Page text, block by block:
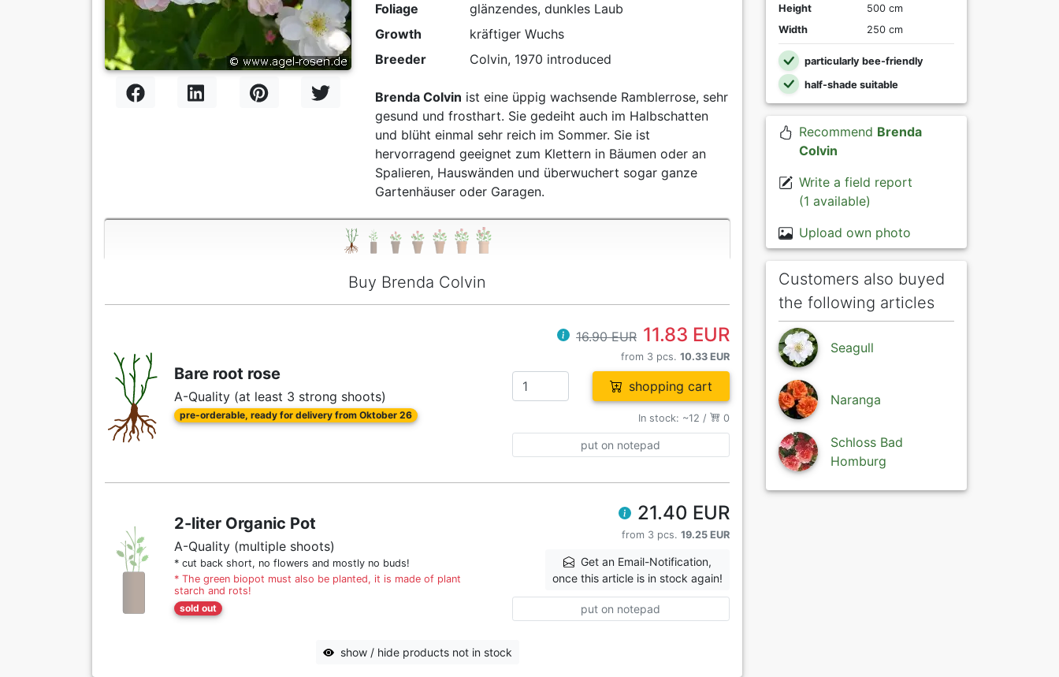
Foliage
glänzendes, dunkles Laub
Growth
kräftiger Wuchs
Breeder
Colvin, 1970 introduced
Brenda Colvin ist eine üppig wachsende Ramblerrose, sehr
gesund und frosthart. Sie gedeiht auch im Halbschatten
und blüht einmal sehr reich im Sommer. Sie ist
hervorragend geeignet zum Klettern in Bäumen oder an
Spalieren, Hauswänden und überwuchert sogar ganze
Gartenhäuser oder Garagen.
Buy Brenda Colvin
Bare root rose
A-Quality (at least 3 strong shoots)
pre-orderable, ready for delivery from Oktober 26
16.90 EUR 11.83 EUR
from 3 pcs. 10.33 EUR
shopping cart
In stock: ~12 / 0
put on notepad
2-liter Organic Pot
A-Quality (multiple shoots)
* cut back short, no flowers and mostly no buds!
* The green biopot must also be planted, it is made of plant
starch and rots!
sold out
21.40 EUR
from 3 pcs. 19.25 EUR
Get an Email-Notification,
once this article is in stock again!
put on notepad
show / hide products not in stock
Height
500 cm
Width
250 cm
particularly bee-friendly
half-shade suitable
Recommend Brenda
Colvin
Write a field report
(1 available)
Upload own photo
Customers also buyed
the following articles
Seagull
Naranga
Schloss Bad
Homburg